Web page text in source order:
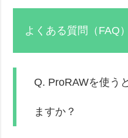
よくある質問（FAQ）
Q. ProRAWを使う
ますか？